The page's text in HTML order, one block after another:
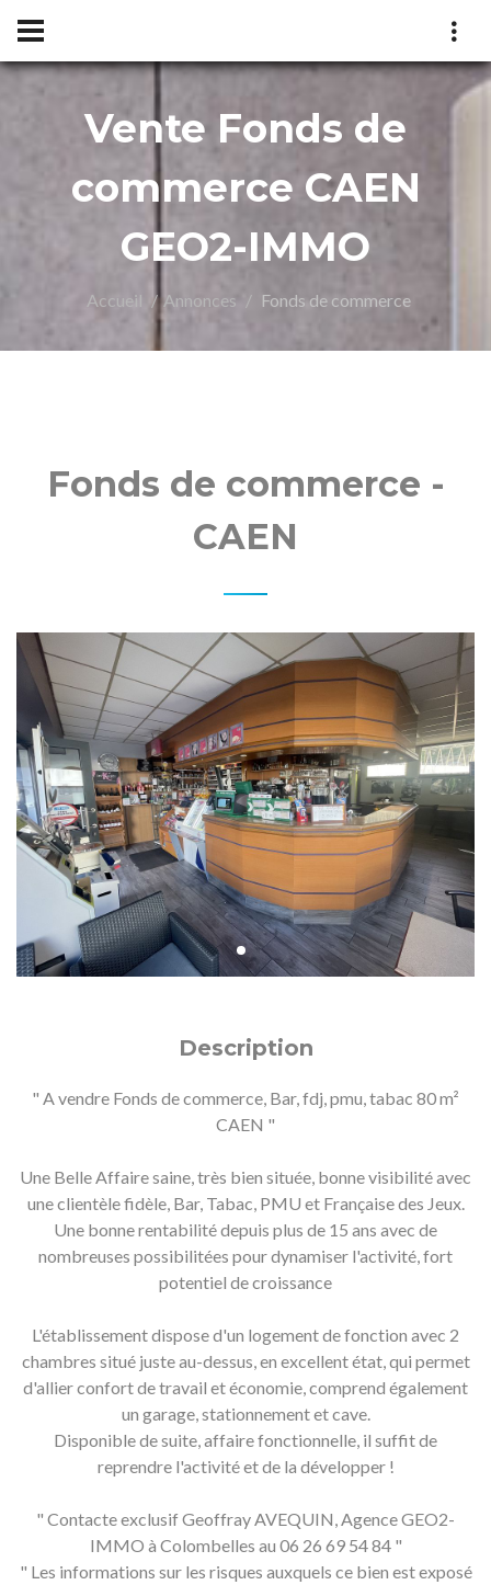
Vente Fonds de
commerce CAEN
GEO2-IMMO
Accueil Annonces Fonds de commerce
Fonds de commerce -
CAEN
Description
" A vendre Fonds de commerce, Bar, fdj, pmu, tabac 80 m²
CAEN "
Une Belle Affaire saine, très bien située, bonne visibilité avec
une clientèle fidèle, Bar, Tabac, PMU et Française des Jeux.
Une bonne rentabilité depuis plus de 15 ans avec de
nombreuses possibilitées pour dynamiser l'activité, fort
potentiel de croissance
L'établissement dispose d'un logement de fonction avec 2
chambres situé juste au-dessus, en excellent état, qui permet
d'allier confort de travail et économie, comprend également
un garage, stationnement et cave.
Disponible de suite, affaire fonctionnelle, il suffit de
reprendre l'activité et de la développer !
" Contacte exclusif Geoffray AVEQUIN, Agence GEO2-
IMMO à Colombelles au 06 26 69 54 84 "
" Les informations sur les risques auxquels ce bien est exposé